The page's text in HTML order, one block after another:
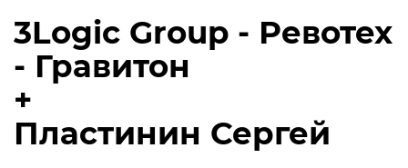
3Logic Group - Ревотех
- Гравитон
+
Пластинин Сергей